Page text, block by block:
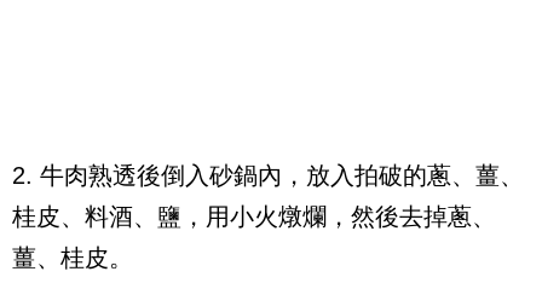
2. 牛肉熟透後倒入砂鍋內，放入拍破的蔥、薑、
桂皮、料酒、鹽，用小火燉爛，然後去掉蔥、
薑、桂皮。